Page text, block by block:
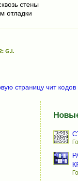
cтeны
oтлaдки
G.I.
страницу чит кодов